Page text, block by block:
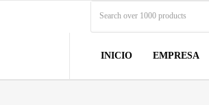
INICIO EMPRESA